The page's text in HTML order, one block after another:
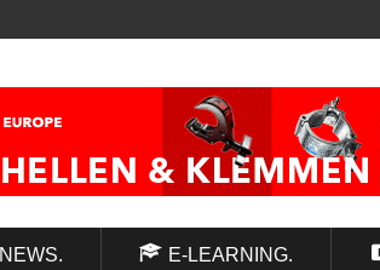
NEWS. E-LEARNING.